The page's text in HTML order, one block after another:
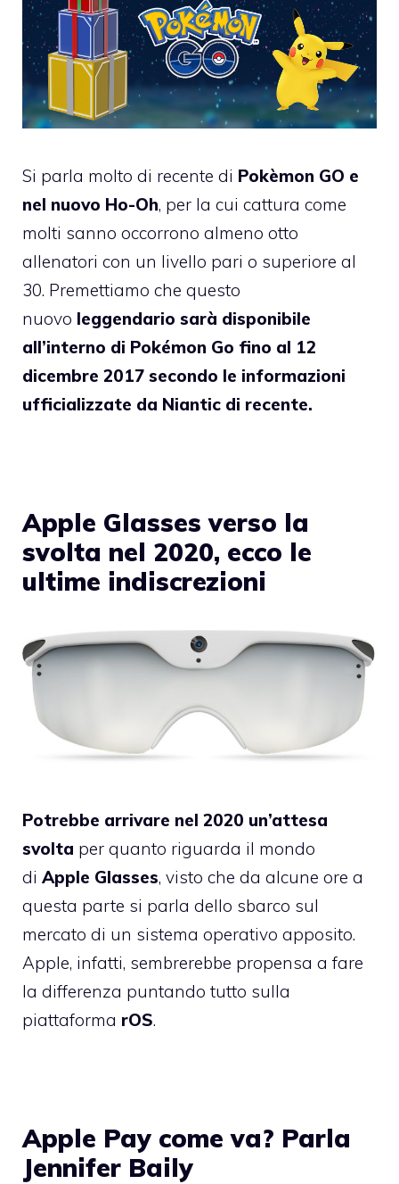
Si parla molto di recente di Pokèmon GO e
nel nuovo Ho-Oh, per la cui cattura come
molti sanno occorrono almeno otto
allenatori con un livello pari o superiore al
30. Premettiamo che questo
nuovo leggendario sarà disponibile
all’interno di Pokémon Go fino al 12
dicembre 2017 secondo le informazioni
ufficializzate da Niantic di recente.
Apple Glasses verso la
svolta nel 2020, ecco le
ultime indiscrezioni
Potrebbe arrivare nel 2020 un’attesa
svolta per quanto riguarda il mondo
di Apple Glasses, visto che da alcune ore a
questa parte si parla dello sbarco sul
mercato di un sistema operativo apposito.
Apple, infatti, sembrerebbe propensa a fare
la differenza puntando tutto sulla
piattaforma rOS.
Apple Pay come va? Parla
Jennifer Baily